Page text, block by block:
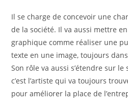
Il se charge de concevoir une
de la société. Il va aussi mettre
graphique comme réaliser une
texte en une image, toujours
Son rôle va aussi s’étendre sur
c’est l’artiste qui va toujours
pour améliorer la place de